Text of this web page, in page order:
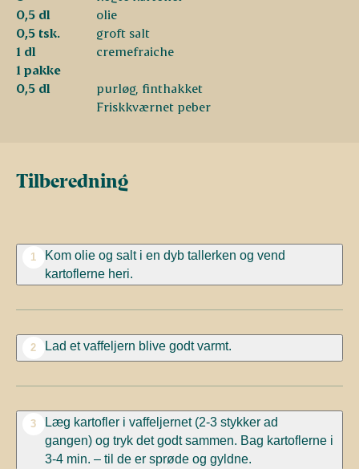
0,5 dl
olie
0,5 tsk.
groft salt
1 dl
cremefraiche
1 pakke
0,5 dl
purløg, finthakket
Friskkværnet peber
Tilberedning
1
Kom olie og salt i en dyb tallerken og vend
kartoflerne heri.
2 Lad et vaffeljern blive godt varmt.
3 Læg kartofler i vaffeljernet (2-3 stykker ad
gangen) og tryk det godt sammen. Bag kartoflerne i
3-4 min. – til de er sprødeog gyldne.